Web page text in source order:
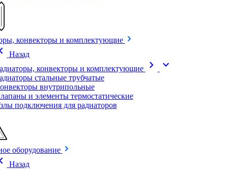
конвекторы и комплектующие
Назад
конвекторы и комплектующие
chevron_right expand_more
стальные трубчатые
внутрипольные
и элементы термостатические
подключения для радиаторов
оборудование
Назад